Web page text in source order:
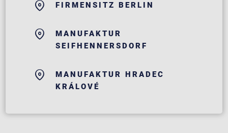
FIRMENSITZ BERLIN
MANUFAKTUR
SEIFHENNERSDORF
MANUFAKTUR HRADEC
KRÁLOVÉ